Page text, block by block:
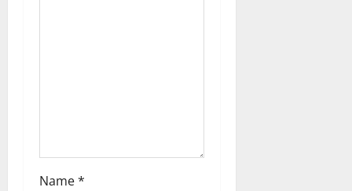
Name*